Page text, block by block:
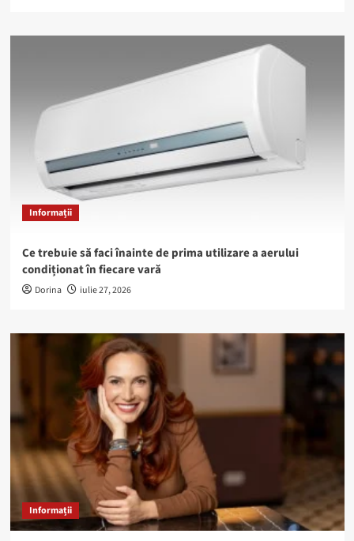
Informații
Ce trebuie să faci înainte de prima utilizare a aerului
condiționat în fiecare vară
Dorina iulie 27, 2026
Informații